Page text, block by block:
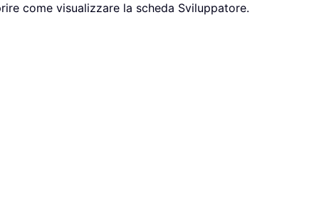
come visualizzare la scheda Sviluppatore.